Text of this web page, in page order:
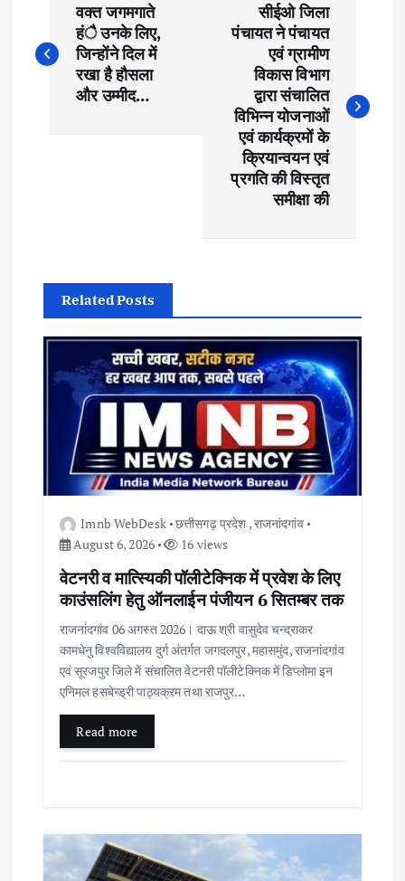
o
g
वक्त जगमगाते
हंै उनके लिए,
जिन्होंने दिल में
रखा है हौसला
और उम्मीद…
सीईओ जिला
पंचायत ने पंचायत
एवं ग्रामीण
विकास विभाग
द्वारा संचालित
विभिन्न योजनाओं
एवं कार्यक्रमों के
क्रियान्वयन एवं
प्रगति की विस्तृत
समीक्षा की
Related Posts
Imnb WebDesk छत्तीसगढ़ प्रदेश ,राजनांदगांव
August 6, 2026
16 views
वेटनरी व मात्स्यिकी पॉलीटेक्निक में प्रवेश के लिए
काउंसलिंग हेतु ऑनलाईन पंजीयन 6 सितम्बर तक
राजनांदगांव 06 अगस्त 2026। दाऊ श्री वासुदेव चन्द्राकर
कामधेनु विश्वविद्यालय दुर्ग अंतर्गत जगदलपुर, महासमुंद, राजनांदगांव
एवं सूरजपुर जिले में संचालित वेटनरी पॉलीटेक्निक में डिप्लोमा इन
एनिमल हसबेन्ड्री पाठ्यक्रम तथा राजपुर…
Read more